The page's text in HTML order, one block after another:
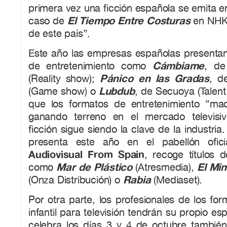
primera vez una ficción española se emita
caso de El Tiempo Entre Costurasen
de este país”.
Este año las empresas españolas
de entretenimiento como Cámbiame, de
(Reality show); Pánico en las Gradas,
(Game show) o Lubdub, de Secuoya
que los formatos de entretenimiento
ganando terreno en el mercado
ficción sigue siendo la clave de la
presenta este año en el pabellón
Audiovisual From Spain, recoge títulos
como Mar de Plástico (Atresmedia), El
(Onza Distribución) o Rabia(Mediaset).
Por otra parte, los profesionales de los
infantil para televisión tendrán su propio